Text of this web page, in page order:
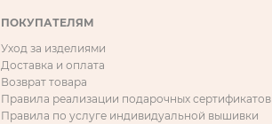
ПОКУПАТЕЛЯМ
Уход за изделиями
Доставка и оплата
Возврат товара
Правила реализации подарочных сертификатов
Правила по услуге индивидуальной вышивки